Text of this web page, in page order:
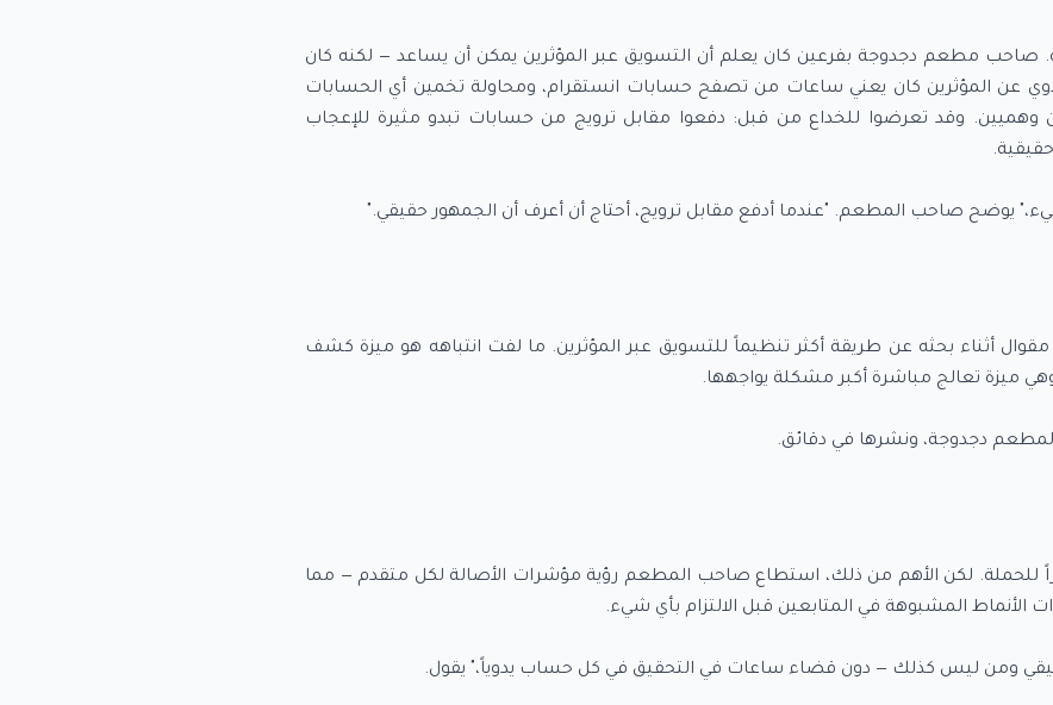
صاحب مطعم دجدوجة بفرعين كان يعلم أن التسويق عبر المؤثرين يمكن أن يساعد — لكنه كان
عن المؤثرين كان يعني ساعات من تصفح حسابات انستقرام، ومحاولة تخمين أي الحسابات
وهميين. وقد تعرضوا للخداع من قبل: دفعوا مقابل ترويج من حسابات تبدو مثيرة للإعجاب
يوضح صاحب المطعم. "عندما أدفع مقابل ترويج، أحتاج أن أعرف أن الجمهور حقيقي."
أثناء بحثه عن طريقة أكثر تنظيماً للتسويق عبر المؤثرين. ما لفت انتباهه هو ميزة كشف
دجدوجة، ونشرها في دقائق.
تقدم أكثر من 20 مؤثراً للحملة. لكن الأهم من ذلك، استطاع صاحب المطعم رؤية مؤشرات الأصالة لكل متقدم — مما